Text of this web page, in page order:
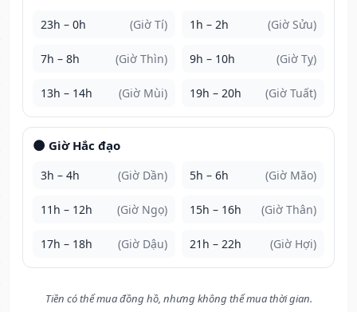
23h – 0h (Giờ Tí) 1h – 2h (Giờ Sửu)
7h – 8h (Giờ Thìn) 9h – 10h (Giờ Tỵ)
13h – 14h (Giờ Mùi) 19h – 20h (Giờ Tuất)
🌑 Giờ Hắc đạo
3h – 4h (Giờ Dần) 5h – 6h (Giờ Mão)
11h – 12h (Giờ Ngọ) 15h – 16h (Giờ Thân)
17h – 18h (Giờ Dậu) 21h – 22h (Giờ Hợi)
Tiền có thể mua đồng hồ, nhưng không thể mua thời gian.